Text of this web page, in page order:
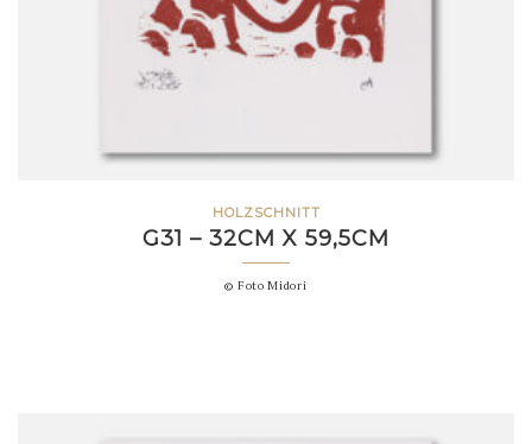
HOLZSCHNITT
G31 – 32CM X 59,5CM
© Foto Midori